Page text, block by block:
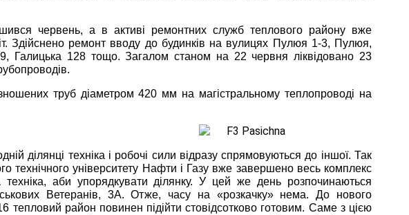
червень, а в активі ремонтних служб теплового району вже
Здійснено ремонт вводу до будинків на вулицях Пулюя 1-3, Пулюя,
Галицька 128 тощо. Загалом станом на 22 червня ліквідовано 23
труб діаметром 420 мм на магістральному теплопроводі на
ділянці техніка і робочі сили відразу спрямовуються до іншої. Так
технічного університету Нафти і Газу вже завершено весь комплекс
аби упорядкувати ділянку. У цей же день розпочинаються
Ветеранів, 3А. Отже, часу на «розкачку» нема. До нового
тепловий район повинен підійти стовідсотково готовим. Саме з цією